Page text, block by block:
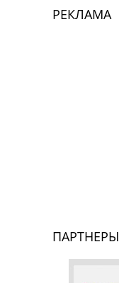
РЕКЛАМА
ПАРТНЕРЫ